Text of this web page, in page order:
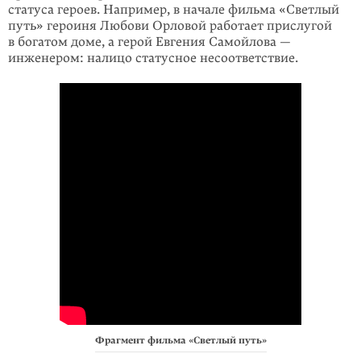
статуса героев. Например, в начале фильма «Светлый
путь» героиня Любови Орловой работает прислугой
в богатом доме, а герой Евгения Самойлова —
инженером: налицо статусное несоответствие.
Фрагмент фильма «Светлый путь»